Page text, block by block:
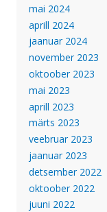
mai 2024
aprill 2024
jaanuar 2024
november 2023
oktoober 2023
mai 2023
aprill 2023
märts 2023
veebruar 2023
jaanuar 2023
detsember 2022
oktoober 2022
juuni 2022